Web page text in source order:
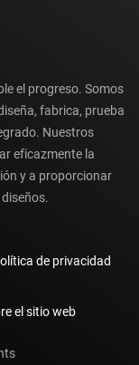
el progreso. Somos
fabrica, prueba
Nuestros
eficazmente la
y a proporcionar
de privacidad
el sitio web